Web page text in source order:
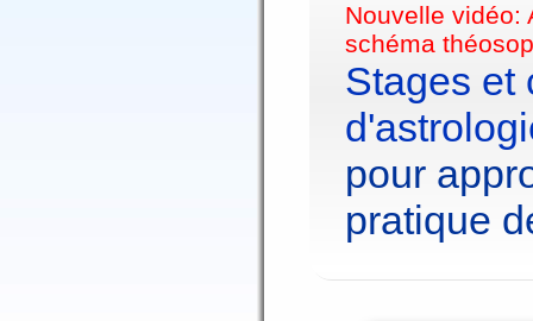
Nouvelle vidéo:
schéma
Stages et
pour
pratique